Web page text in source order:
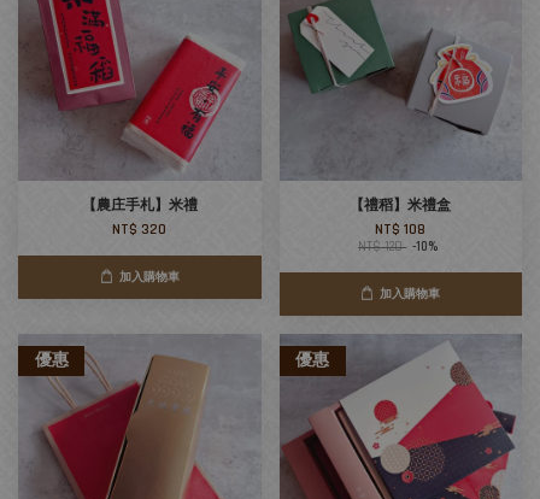
【農庄手札】米禮
NT$ 320
加入購物車
【禮稻】米禮盒
NT$ 108
NT$ 120 -10%
加入購物車
優惠 優惠